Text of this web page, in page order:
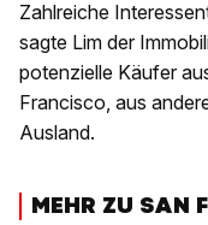
Zahlreiche
sagte Lim der
potenzielle Käufer
Francisco, aus
Ausland.
MEHR ZU SAN